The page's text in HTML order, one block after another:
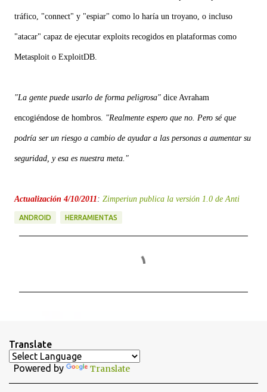
tráfico, "connect" y "espiar" como lo haría un troyano, o incluso
"atacar" capaz de ejecutar exploits recogidos en plataformas como
Metasploit o ExploitDB.
"La gente puede usarlo de forma peligrosa" dice Avraham
encogiéndose de hombros. "Realmente espero que no. Pero sé que
podría ser un riesgo a cambio de ayudar a las personas a aumentar su
seguridad, y esa es nuestra meta."
Actualización 4/10/2011: Zimperiun publica la versión 1.0 de Anti
ANDROID HERRAMIENTAS
a
r
Translate
Powered by Translate